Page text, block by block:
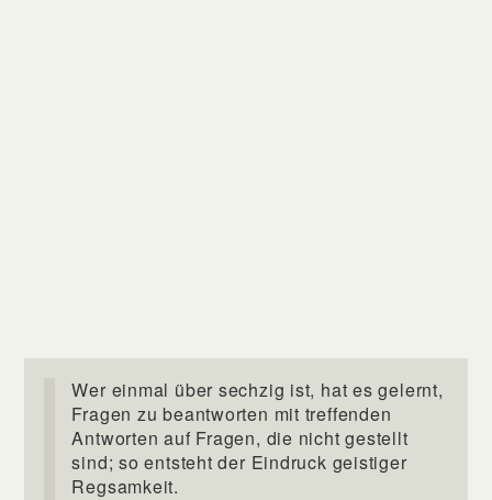
Wer einmal über sechzig ist, hat es gelernt,
Fragen zu beantworten mit treffenden
Antworten auf Fragen, die nicht gestellt
sind; so entsteht der Eindruck geistiger
Regsamkeit.